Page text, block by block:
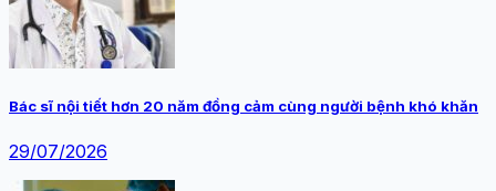
Bác sĩ nội tiết hơn 20 năm đồng cảm cùng người bệnh khó khăn
29/07/2026